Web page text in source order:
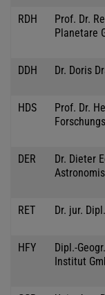
RDH
Prof. Dr.
Planetare
DDH Dr. Doris
HDS
Prof. Dr.
DER
Dr. Dieter
RET Dr. jur.
HFY
Dipl.-
Institut